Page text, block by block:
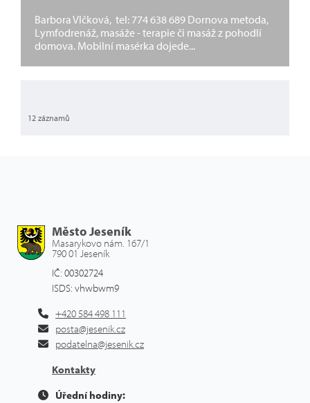
Barbora Vlčková, tel: 774 638 689 Dornova metoda,
Lymfodrenáž, masáže - terapie či masáž z pohodlí
domova. Mobilní masérka dojede...
12 záznamů
Město Jeseník
Masarykovo nám. 167/1
790 01 Jeseník
IČ: 00302724
ISDS: vhwbwm9
+420 584 498 111
posta@jesenik.cz
podatelna@jesenik.cz
Kontakty
Úřední hodiny: